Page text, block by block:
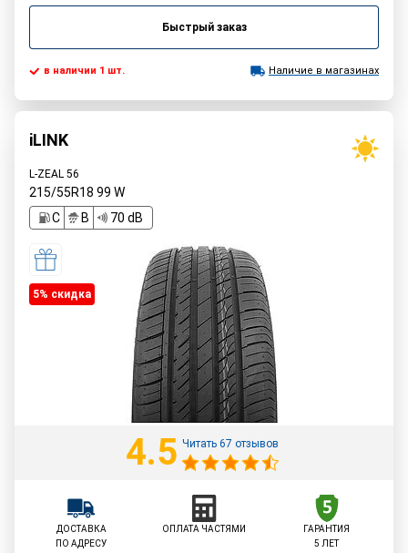
Быстрый заказ
в наличии 1 шт. Наличие в магазинах
iLINK
L-ZEAL 56
215/55R18 99 W
C
B 70 dB
5% cкидка
4.5 Читать 67 отзывов
ДОСТАВКА
ПО АДРЕСУ
ОПЛАТА ЧАСТЯМИ
ГАРАНТИЯ
5 ЛЕТ